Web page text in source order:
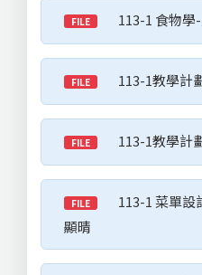
FILE 113-1 食物學
FILE 113-1教學計
FILE 113-1教學計
FILE
113-1 菜單
顯晴